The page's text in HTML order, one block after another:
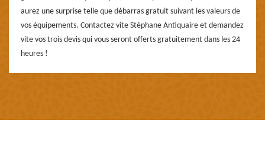
aurez une surprise telle que débarras gratuit suivant les valeurs de
vos équipements. Contactez vite Stéphane Antiquaire et demandez
vite vos trois devis qui vous seront offerts gratuitement dans les 24
heures !